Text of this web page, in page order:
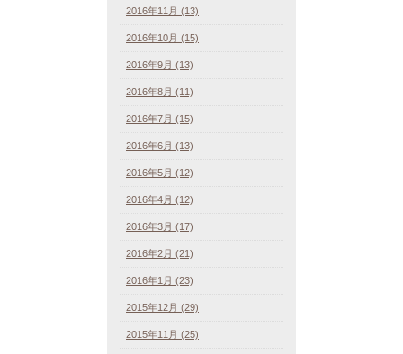
2016年11月 (13)
2016年10月 (15)
2016年9月 (13)
2016年8月 (11)
2016年7月 (15)
2016年6月 (13)
2016年5月 (12)
2016年4月 (12)
2016年3月 (17)
2016年2月 (21)
2016年1月 (23)
2015年12月 (29)
2015年11月 (25)